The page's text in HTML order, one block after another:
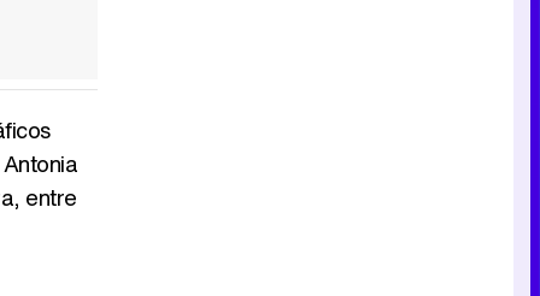
entre